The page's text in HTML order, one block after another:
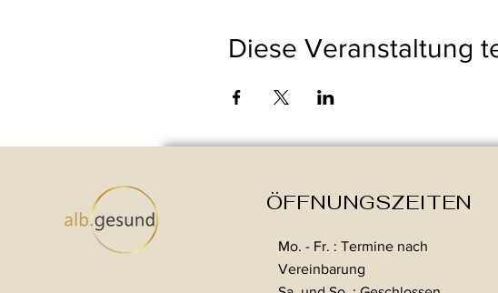
Diese Veranstaltung
ÖFFNUNGSZEITEN
Mo. - Fr. : Termine nach
Vereinbarung